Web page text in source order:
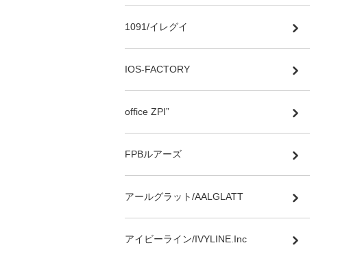
1091/イレグイ
IOS-FACTORY
office ZPI”
FPBルアーズ
アールグラット/AALGLATT
アイビーライン/IVYLINE.Inc